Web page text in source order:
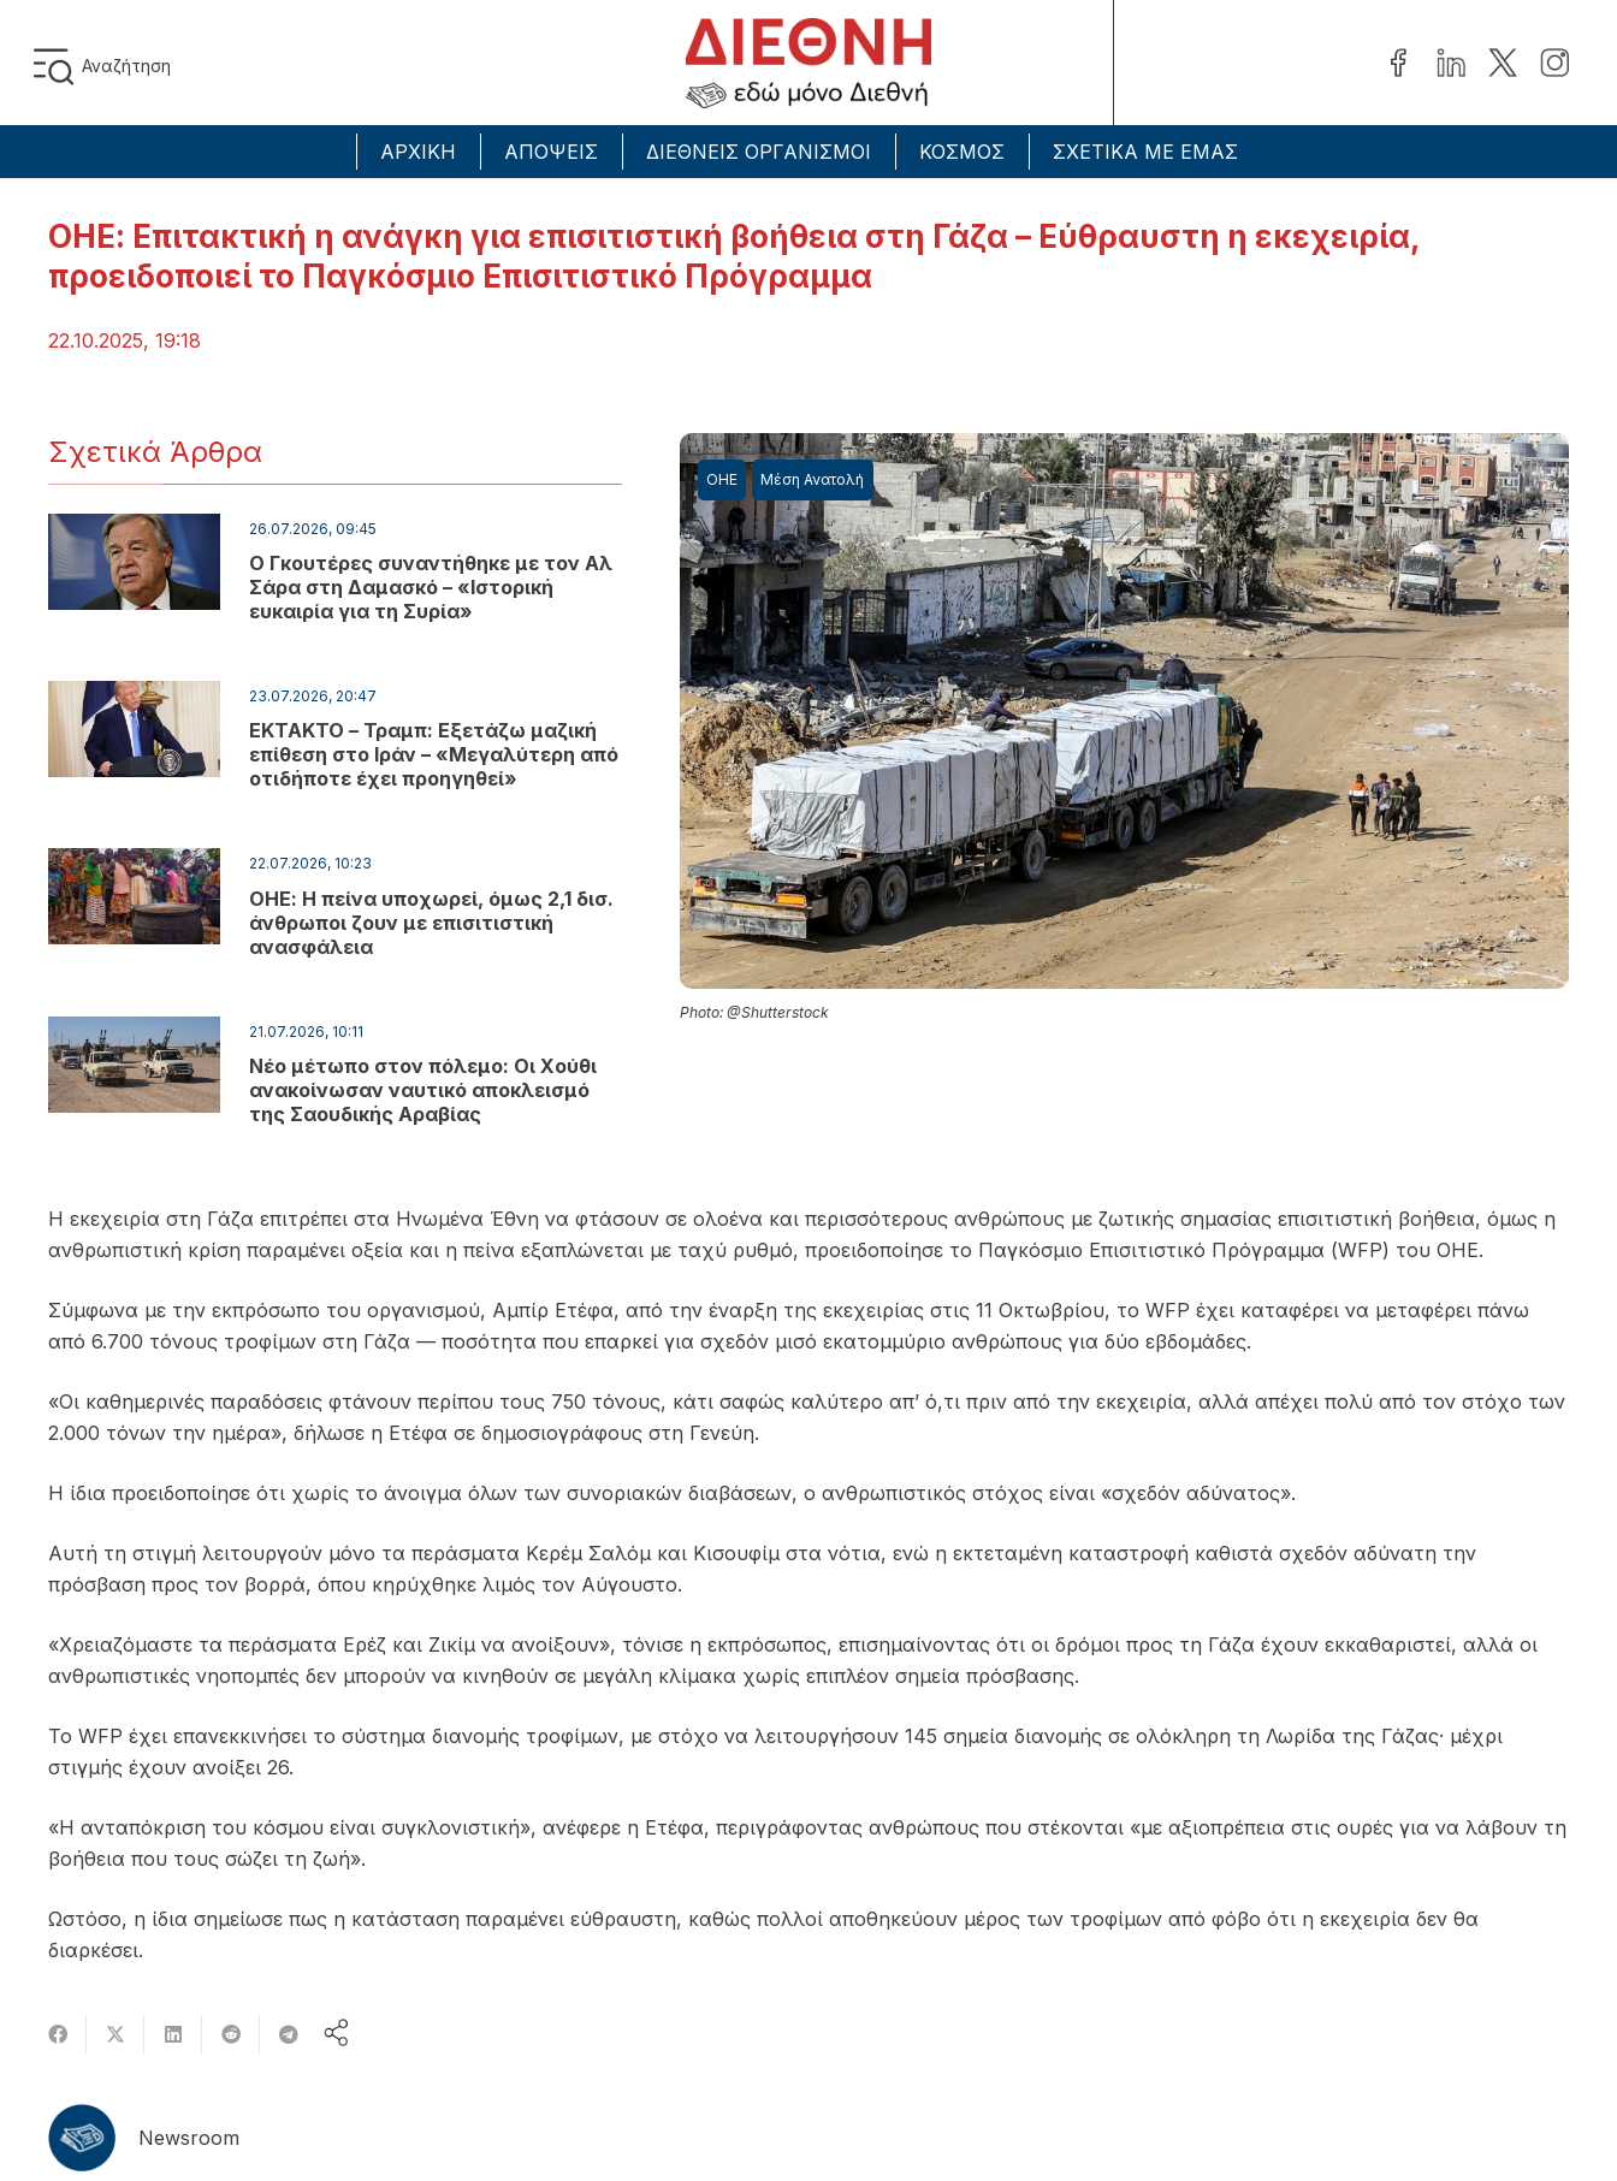
ΑΡΧΙΚΗ ΑΠΟΨΕΙΣ ΔΙΕΘΝΕΙΣ ΟΡΓΑΝΙΣΜΟΙ ΚΟΣΜΟΣ ΣΧΕΤΙΚΑ ΜΕ ΕΜΑΣ
ΟΗΕ: Επιτακτική η ανάγκη για επισιτιστική βοήθεια στη Γάζα – Εύθραυστη η εκεχειρία,
προειδοποιεί το Παγκόσμιο Επισιτιστικό Πρόγραμμα
22.10.2025, 19:18
Σχετικά Άρθρα
26.07.2026, 09:45
Ο Γκουτέρες συναντήθηκε με τον Αλ
Σάρα στη Δαμασκό – «Ιστορική
ευκαιρία για τη Συρία»
23.07.2026, 20:47
EKTAKTO – Τραμπ: Εξετάζω μαζική
επίθεση στο Ιράν – «Μεγαλύτερη από
οτιδήποτε έχει προηγηθεί»
22.07.2026, 10:23
ΟΗΕ: Η πείνα υποχωρεί, όμως 2,1 δισ.
άνθρωποι ζουν με επισιτιστική
ανασφάλεια
21.07.2026, 10:11
Νέο μέτωπο στον πόλεμο: Οι Χούθι
ανακοίνωσαν ναυτικό αποκλεισμό
της Σαουδικής Αραβίας
Photo: @Shutterstock
ΟΗΕ Μέση Ανατολή
Η εκεχειρία στη Γάζα επιτρέπει στα Ηνωμένα Έθνη να φτάσουν σε ολοένα και περισσότερους ανθρώπους με ζωτικής σημασίας επισιτιστική βοήθεια, όμως η
ανθρωπιστική κρίση παραμένει οξεία και η πείνα εξαπλώνεται με ταχύ ρυθμό, προειδοποίησε το Παγκόσμιο Επισιτιστικό Πρόγραμμα (WFP) του ΟΗΕ.
Σύμφωνα με την εκπρόσωπο του οργανισμού, Αμπίρ Ετέφα, από την έναρξη της εκεχειρίας στις 11 Οκτωβρίου, το WFP έχει καταφέρει να μεταφέρει πάνω
από 6.700 τόνους τροφίμων στη Γάζα — ποσότητα που επαρκεί για σχεδόν μισό εκατομμύριο ανθρώπους για δύο εβδομάδες.
«Οι καθημερινές παραδόσεις φτάνουν περίπου τους 750 τόνους, κάτι σαφώς καλύτερο απ’ ό,τι πριν από την εκεχειρία, αλλά απέχει πολύ από τον στόχο των
2.000 τόνων την ημέρα», δήλωσε η Ετέφα σε δημοσιογράφους στη Γενεύη.
Η ίδια προειδοποίησε ότι χωρίς το άνοιγμα όλων των συνοριακών διαβάσεων, ο ανθρωπιστικός στόχος είναι «σχεδόν αδύνατος».
Αυτή τη στιγμή λειτουργούν μόνο τα περάσματα Κερέμ Σαλόμ και Κισουφίμ στα νότια, ενώ η εκτεταμένη καταστροφή καθιστά σχεδόν αδύνατη την
πρόσβαση προς τον βορρά, όπου κηρύχθηκε λιμός τον Αύγουστο.
«Χρειαζόμαστε τα περάσματα Ερέζ και Ζικίμ να ανοίξουν», τόνισε η εκπρόσωπος, επισημαίνοντας ότι οι δρόμοι προς τη Γάζα έχουν εκκαθαριστεί, αλλά οι
ανθρωπιστικές νηοπομπές δεν μπορούν να κινηθούν σε μεγάλη κλίμακα χωρίς επιπλέον σημεία πρόσβασης.
Το WFP έχει επανεκκινήσει το σύστημα διανομής τροφίμων, με στόχο να λειτουργήσουν 145 σημεία διανομής σε ολόκληρη τη Λωρίδα της Γάζας· μέχρι
στιγμής έχουν ανοίξει 26.
«Η ανταπόκριση του κόσμου είναι συγκλονιστική», ανέφερε η Ετέφα, περιγράφοντας ανθρώπους που στέκονται «με αξιοπρέπεια στις ουρές για να λάβουν τη
βοήθεια που τους σώζει τη ζωή».
Ωστόσο, η ίδια σημείωσε πως η κατάσταση παραμένει εύθραυστη, καθώς πολλοί αποθηκεύουν μέρος των τροφίμων από φόβο ότι η εκεχειρία δεν θα
διαρκέσει.
Newsroom